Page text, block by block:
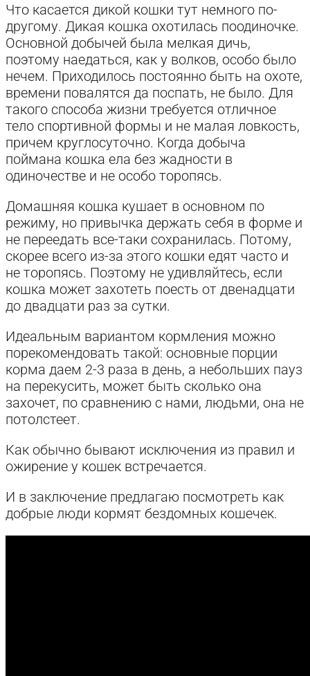
Что касается дикой кошки тут немного по-
другому. Дикая кошка охотилась поодиночке.
Основной добычей была мелкая дичь,
поэтому наедаться, как у волков, особо было
нечем. Приходилось постоянно быть на охоте,
времени повалятся да поспать, не было. Для
такого способа жизни требуется отличное
тело спортивной формы и не малая ловкость,
причем круглосуточно. Когда добыча
поймана кошка ела без жадности в
одиночестве и не особо торопясь.
Домашняя кошка кушает в основном по
режиму, но привычка держать себя в форме и
не переедать все-таки сохранилась. Потому,
скорее всего из-за этого кошки едят часто и
не торопясь. Поэтому не удивляйтесь, если
кошка может захотеть поесть от двенадцати
до двадцати раз за сутки.
Идеальным вариантом кормления можно
порекомендовать такой: основные порции
корма даем 2-3 раза в день, а небольших пауз
на перекусить, может быть сколько она
захочет, по сравнению с нами, людьми, она не
потолстеет.
Как обычно бывают исключения из правил и
ожирение у кошек встречается.
И в заключение предлагаю посмотреть как
добрые люди кормят бездомных кошечек.